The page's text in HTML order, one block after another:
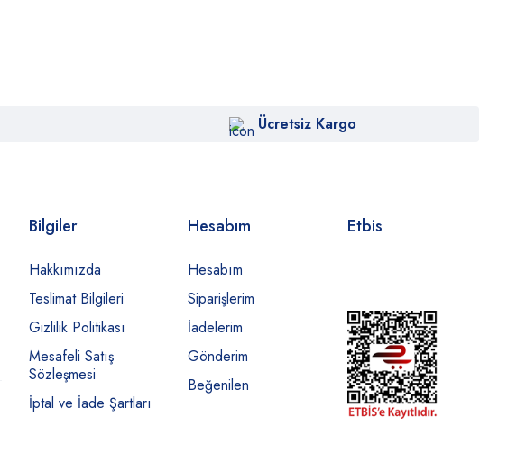
Ücretsiz Kargo
Bilgiler
Hakkımızda
Teslimat Bilgileri
Gizlilik Politikası
Mesafeli Satış
Sözleşmesi
İptal ve İade Şartları
Hesabım
Hesabım
Siparişlerim
İadelerim
Gönderim
Beğenilen
Etbis